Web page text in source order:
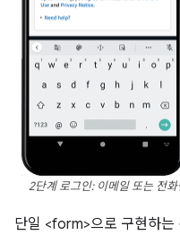
2단계 로그인: 이메일 또는 전
단일 <form>으로 구현하